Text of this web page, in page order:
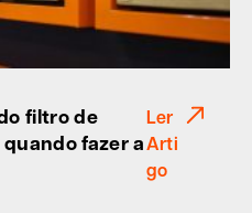
filtro de
fazer a
Ler
Arti
go